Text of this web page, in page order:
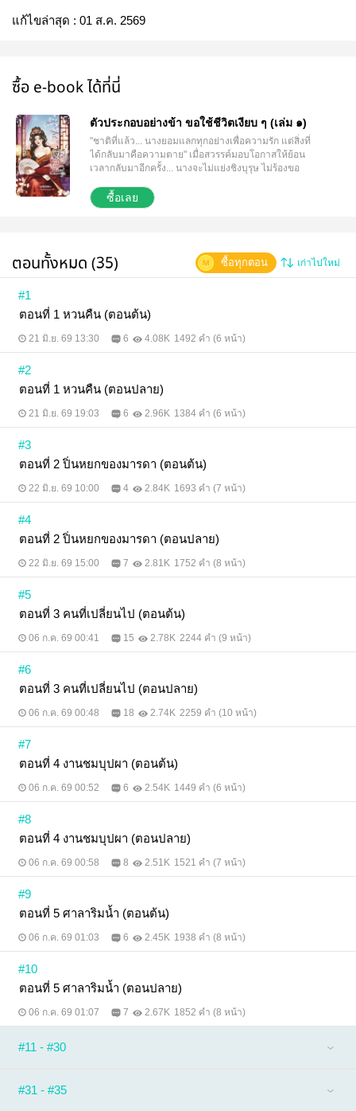
แก้ไขล่าสุด : 01 ส.ค. 2569
ซื้อ e-book ได้ที่นี่
ตัวประกอบอย่างข้า ขอใช้ชีวิตเงียบ ๆ (เล่ม ๑)
"ชาติที่แล้ว... นางยอมแลกทุกอย่างเพื่อความรัก แต่สิ่งที่
ได้กลับมาคือความตาย" เมื่อสวรรค์มอบโอกาสให้ย้อน
เวลากลับมาอีกครั้ง... นางจะไม่แย่งชิงบุรุษ ไม่ร้องขอ
ต่อไป แต่เมื่อหญิงสาวที่เคยไล่ตามเขา...กลับหันหลังเดิน
จากไป คนที่เริ่มเสียใจ...กลับไม่ใช่นาง นิยายเรื่องนี้มี 2
ซื้อเลย
ตอนทั้งหมด (35) เก่าไปใหม่
ซื้อทุกตอน
#1
ตอนที่ 1 หวนคืน (ตอนต้น)
21 มิ.ย. 69 13:30 6 4.08K 1492 คำ (6 หน้า)
#2
ตอนที่ 1 หวนคืน (ตอนปลาย)
21 มิ.ย. 69 19:03 6 2.96K 1384 คำ (6 หน้า)
#3
ตอนที่ 2 ปิ่นหยกของมารดา (ตอนต้น)
22 มิ.ย. 69 10:00 4 2.84K 1693 คำ (7 หน้า)
#4
ตอนที่ 2 ปิ่นหยกของมารดา (ตอนปลาย)
22 มิ.ย. 69 15:00 7 2.81K 1752 คำ (8 หน้า)
#5
ตอนที่ 3 คนที่เปลี่ยนไป (ตอนต้น)
06 ก.ค. 69 00:41 15 2.78K 2244 คำ (9 หน้า)
#6
ตอนที่ 3 คนที่เปลี่ยนไป (ตอนปลาย)
06 ก.ค. 69 00:48 18 2.74K 2259 คำ (10 หน้า)
#7
ตอนที่ 4 งานชมบุปผา (ตอนต้น)
06 ก.ค. 69 00:52 6 2.54K 1449 คำ (6 หน้า)
#8
ตอนที่ 4 งานชมบุปผา (ตอนปลาย)
06 ก.ค. 69 00:58 8 2.51K 1521 คำ (7 หน้า)
#9
ตอนที่ 5 ศาลาริมน้ำ (ตอนต้น)
06 ก.ค. 69 01:03 6 2.45K 1938 คำ (8 หน้า)
#10
ตอนที่ 5 ศาลาริมน้ำ (ตอนปลาย)
06 ก.ค. 69 01:07 7 2.67K 1852 คำ (8 หน้า)
#11 - #30
#31 - #35